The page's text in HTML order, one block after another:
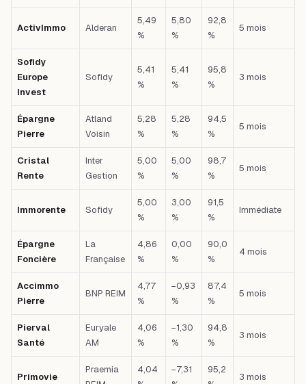
ActivImmo Alderan
5,49
%
5,80
%
92,8
%
5 mois
Sofidy
Europe
Invest
Sofidy
5,41
%
5,41
%
95,8
%
3 mois
Épargne
Pierre
Atland
Voisin
5,28
%
5,28
%
94,5
%
5 mois
Cristal
Rente
Inter
Gestion
5,00
%
5,00
%
98,7
%
5 mois
Immorente Sofidy
5,00
%
3,00
%
91,5
%
Immédiate
Épargne
Foncière
La
Française
4,86
%
0,00
%
90,0
%
4 mois
Accimmo
Pierre
BNP REIM
4,77
%
−0,93
%
87,4
%
5 mois
Pierval
Santé
Euryale
AM
4,06
%
−1,30
%
94,8
%
3 mois
Primovie
Praemia
4,04
−7,31
95,2
3 mois